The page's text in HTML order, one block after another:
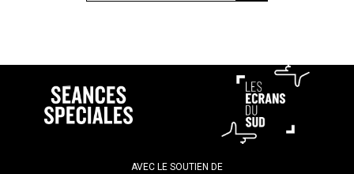
AVEC LE SOUTIEN DE